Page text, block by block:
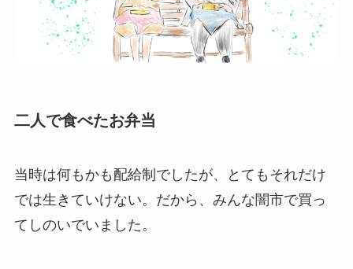
二人で食べたお弁当
当時は何もかも配給制でしたが、とてもそれだけ
では生きていけない。だから、みんな闇市で買っ
てしのいでいました。